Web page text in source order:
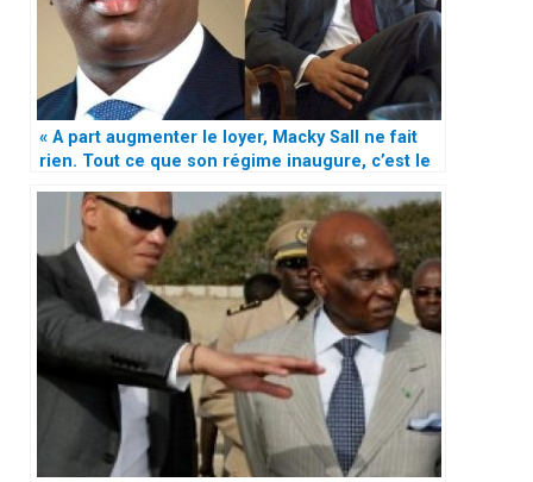
« A part augmenter le loyer, Macky Sall ne fait
rien. Tout ce que son régime inaugure, c’est le